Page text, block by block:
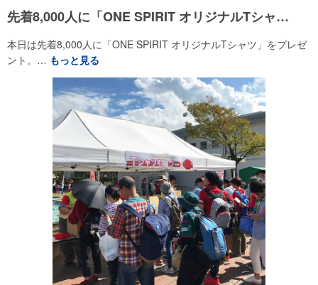
先着8,000人に「ONE SPIRIT オリジナルTシャ…
本日は先着8,000人に「ONE SPIRIT オリジナルTシャツ」をプレゼ
ント。… もっと見る